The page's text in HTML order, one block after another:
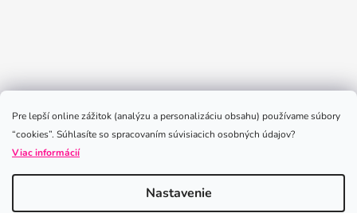
Pre lepší online zážitok (analýzu a personalizáciu obsahu) používame súbory
“cookies”. Súhlasíte so spracovaním súvisiacich osobných údajov?
Viac informácií
Nastavenie
Sledovať na Instagrame